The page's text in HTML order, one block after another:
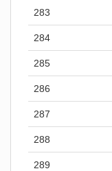
283
284
285
286
287
288
289